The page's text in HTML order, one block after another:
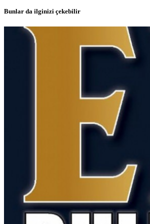
Bunlar da ilginizi çekebilir